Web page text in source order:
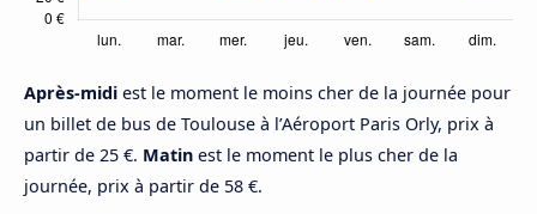
Après-midi est le moment le moins cher de la journée pour
un billet de bus de Toulouse à l’Aéroport Paris Orly, prix à
partir de 25 €. Matin est le moment le plus cher de la
journée, prix à partir de 58 €.